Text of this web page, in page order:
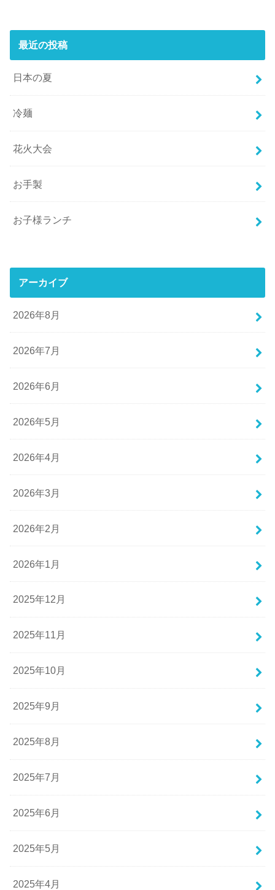
最近の投稿
日本の夏
冷麺
花火大会
お手製
お子様ランチ
アーカイブ
2026年8月
2026年7月
2026年6月
2026年5月
2026年4月
2026年3月
2026年2月
2026年1月
2025年12月
2025年11月
2025年10月
2025年9月
2025年8月
2025年7月
2025年6月
2025年5月
2025年4月